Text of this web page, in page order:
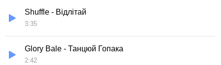
Shuffle - Відлітай
3:35
Glory Bale - Танцюй Гопака
2:42